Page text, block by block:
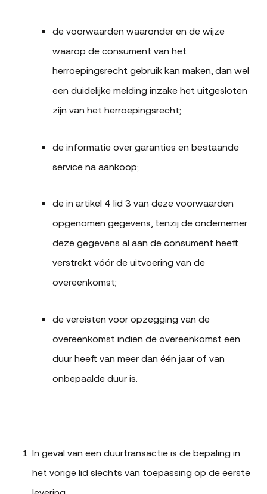
de voorwaarden waaronder en de wijze
waarop de consument van het
herroepingsrecht gebruik kan maken, dan wel
een duidelijke melding inzake het uitgesloten
zijn van het herroepingsrecht;
de informatie over garanties en bestaande
service na aankoop;
de in artikel 4 lid 3 van deze voorwaarden
opgenomen gegevens, tenzij de ondernemer
deze gegevens al aan de consument heeft
verstrekt vóór de uitvoering van de
overeenkomst;
de vereisten voor opzegging van de
overeenkomst indien de overeenkomst een
duur heeft van meer dan één jaar of van
onbepaalde duur is.
In geval van een duurtransactie is de bepaling in
het vorige lid slechts van toepassing op de eerste